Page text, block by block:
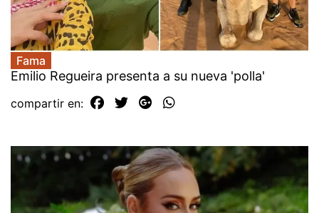
Fama
Emilio Regueira presenta a su nueva 'polla'
compartir en: